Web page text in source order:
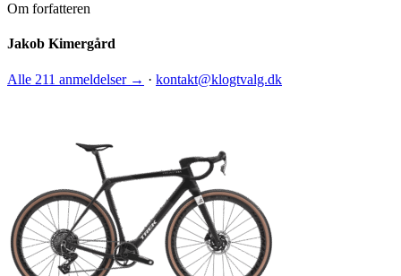
Om forfatteren
Jakob Kimergård
Alle 211 anmeldelser → · kontakt@klogtvalg.dk